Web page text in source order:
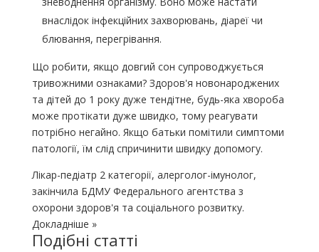
внаслідок інфекційних захворювань, діареї чи
блювання, перегрівання.
Що робити, якщо довгий сон супроводжується
тривожними ознаками? Здоров'я новонароджених
та дітей до 1 року дуже тендітне, будь-яка хвороба
може протікати дуже швидко, тому реагувати
потрібно негайно. Якщо батьки помітили симптоми
патології, їм слід спричинити швидку допомогу.
Лікар-педіатр 2 категорії, алерголог-імунолог,
закінчила БДМУ Федерального агентства з
охорони здоров'я та соціального розвитку.
Докладніше »
Подібні статті